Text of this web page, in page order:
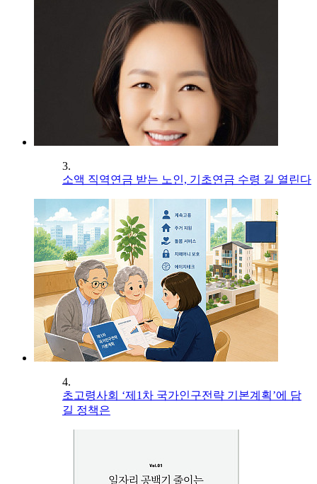
3.
소액 직역연금 받는 노인, 기초연금 수령 길 열린다
4.
초고령사회 ‘제1차 국가인구전략 기본계획’에 담
길 정책은